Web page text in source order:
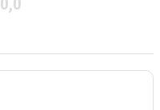
0,0